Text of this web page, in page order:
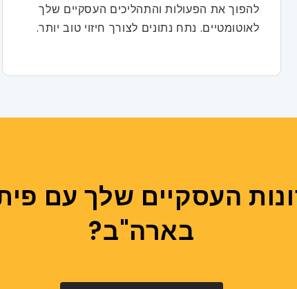
להפוך את הפעולות והתהליכים העסקיים שלך
לאוטומטיים. נתח נתונים לצורך חיזוי טוב יותר.
העסקיים שלך עם
בארה"ב?